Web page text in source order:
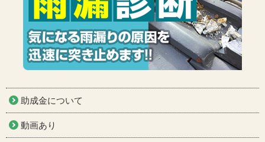
助成金について
動画あり